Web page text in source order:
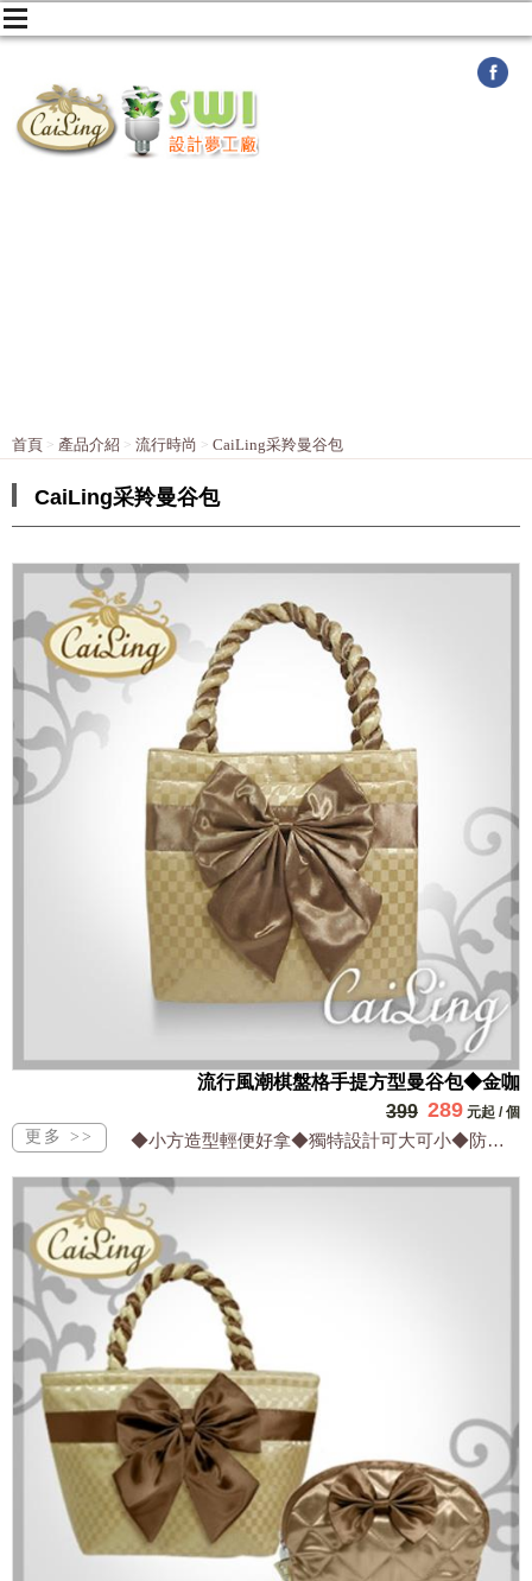
首頁 產品介紹 流行時尚 CaiLing采羚曼谷包
CaiLing采羚曼谷包
流行風潮棋盤格手提方型曼谷包◆金咖
399 289 元起 /個
◆小方造型輕便好拿◆獨特設計可大可小◆防水實用性百分百◆約會逛街增添氣質